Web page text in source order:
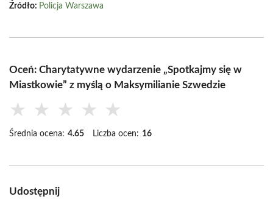
Źródło: Policja Warszawa
Oceń: Charytatywne wydarzenie „Spotkajmy się w
Miastkowie” z myślą o Maksymilianie Szwedzie
★ ★ ★ ★ ★
Średnia ocena: 4.65 Liczba ocen: 16
Udostępnij